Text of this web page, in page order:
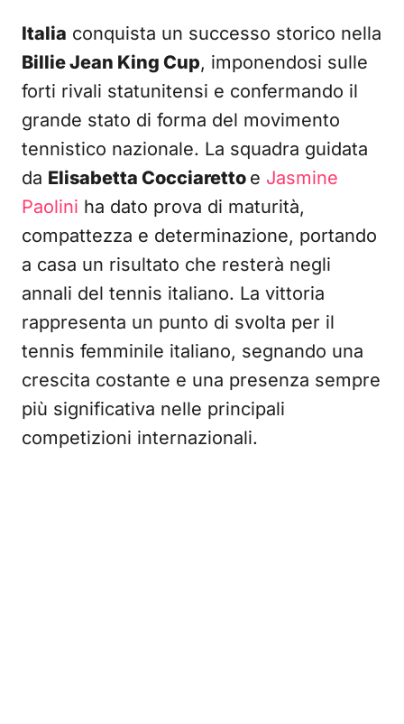
Italia conquista un successo storico nella
Billie Jean King Cup, imponendosi sulle
forti rivali statunitensi e confermando il
grande stato di forma del movimento
tennistico nazionale. La squadra guidata
da Elisabetta Cocciaretto e Jasmine
Paolini ha dato prova di maturità,
compattezza e determinazione, portando
a casa un risultato che resterà negli
annali del tennis italiano. La vittoria
rappresenta un punto di svolta per il
tennis femminile italiano, segnando una
crescita costante e una presenza sempre
più significativa nelle principali
competizioni internazionali.